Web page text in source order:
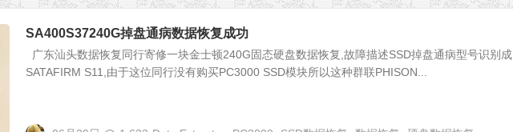
SA400S37240G掉盘通病数据恢复成功
广东汕头数据恢复同行寄修一块金士顿240G固态硬盘数据恢复,故障描述SSD掉盘通病型号识别成
SATAFIRM S11,由于这位同行没有购买PC3000 SSD模块所以这种群联PHISON...